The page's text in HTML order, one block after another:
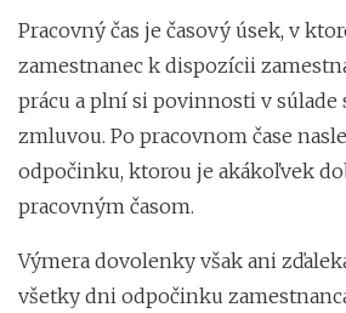
Pracovný čas je časový úsek, v
zamestnanec k dispozícii
prácu a plní si povinnosti v súlade
zmluvou. Po pracovnom čase
odpočinku, ktorou je akákoľvek
pracovným časom.
Výmera dovolenky však ani
všetky dni odpočinku